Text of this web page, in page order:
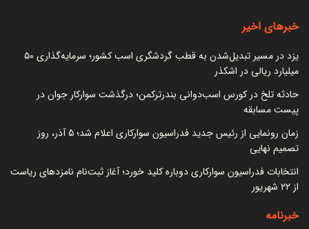
خبرهای اخیر
یزد در مسیر تبدیل‌شدن به قطب گردشگری اسب کشور؛ سرمایه‌گذاری ۵۰
میلیارد ریالی در اشکذر
حادثه تلخ در کورس اسب‌دوانی بندرترکمن؛ درگذشت سوارکار جوان در
پیست مسابقه
زمان رونمایی از رئیس جدید فدراسیون سوارکاری اعلام شد؛ ۵ آذر، روز
تصمیم نهایی
انتخابات فدراسیون سوارکاری دوباره کلید خورد؛ آغاز ثبت‌نام نامزدهای ریاست
از ۲۲ شهریور
خبرنامه